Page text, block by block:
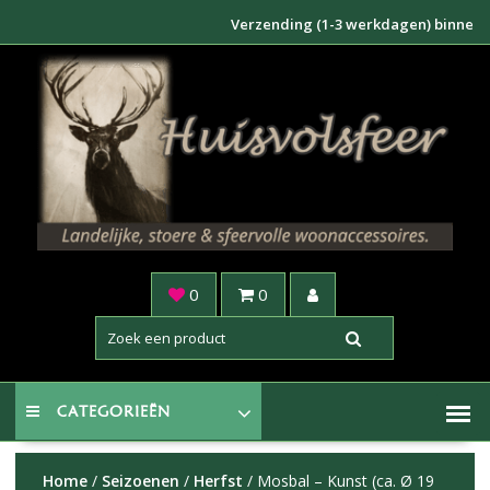
inhoud
Verzending (1-3 werkdagen) binnen NL
0 0
CATEGORIEËN
Home/ Seizoenen / Herfst / Mosbal – Kunst (ca. Ø 19